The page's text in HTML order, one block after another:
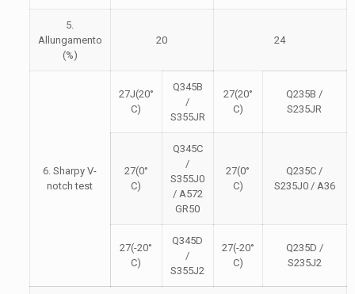
5.
Allungamento
(%)
20 24
6. Sharpy V-
notch test
27J(20°
C)
Q345B
/
S355JR
27(20°
C)
Q235B /
S235JR
27(0°
C)
Q345C
/
S355J0
/ A572
GR50
27(0°
C)
Q235C /
S235J0 / A36
27(-20°
C)
Q345D
/
S355J2
27(-20°
C)
Q235D /
S235J2